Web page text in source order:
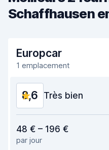
Schaffhausen
Europcar
1 emplacement
8,6 Très bien
Recherche facile
48 € – 196 €
par jour